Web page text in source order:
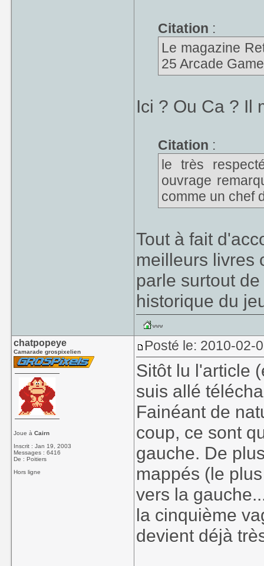
Citation :
Le magazine
25 Arcade
Ici ? Ou Ca ? Il
Citation :
le très
ouvrage
comme un chef
Tout à fait
meilleurs livres
parle surtout
historique du
chatpopeye
Camarade grospixelien
Joue àCairn
Inscrit : Jan 19, 2003
Messages : 6416
De : Poitiers
Hors ligne
Posté le: 2010-02-
Sitôt lu l'article
suis allé
Fainéant de
coup, ce sont
gauche. De
mappés (le
vers la
la cinquième
devient déjà